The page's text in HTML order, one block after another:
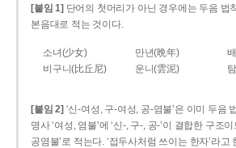
[붙임 1] 단어의 첫머리가 아닌 경우에는 두음 법
본음대로 적는 것이다.
소녀(少女) 만년(晩年)
비구니(比丘尼)
운니(雲泥)
[붙임 2] ‘신-여성, 구-여성, 공-염불’은 이미 두음
명사 ‘여성, 염불’에 ‘신-, 구-, 공-’이 결합한 구조
공염불’로 적는다. ‘접두사처럼 쓰이는 한자’라고